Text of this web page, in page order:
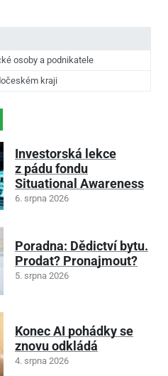
osoby a podnikatele
kraji
Investorská lekce
z pádu fondu
Situational Awareness
6. srpna 2026
Poradna: Dědictví bytu.
Prodat? Pronajmout?
5. srpna 2026
Konec AI pohádky se
znovu odkládá
4. srpna 2026